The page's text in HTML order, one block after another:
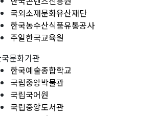
국외소재문화유산재단
한국농수산식품유통공사
주일한국교육원
문화기관
한국예술종합학교
국립중앙박물관
국립국어원
국립중앙도서관